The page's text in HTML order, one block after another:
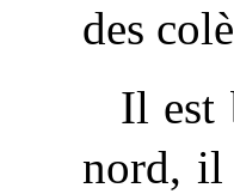
des
Il est
nord, il